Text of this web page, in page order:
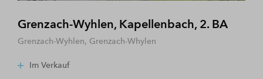
Grenzach-Wyhlen, Kapellenbach, 2. BA
Grenzach-Wyhlen, Grenzach-Whylen
Im Verkauf